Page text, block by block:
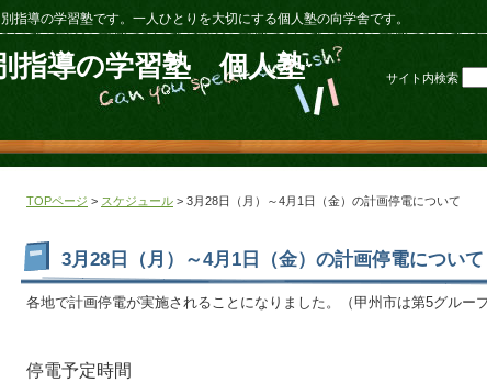
指導の学習塾です。一人ひとりを大切にする個人塾の向学舎です。
指導の学習塾 個人塾
サイト内検索
TOPページ > スケジュール > 3月28日（月）～4月1日（金）の計画停電について
3月28日（月）～4月1日（金）の計画停電について
各地で計画停電が実施されることになりました。（甲州市は第5グループ
停電予定時間